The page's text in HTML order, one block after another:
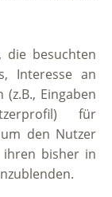
die besuchten
Interesse an
Eingaben
für
den Nutzer
ihren bisher in